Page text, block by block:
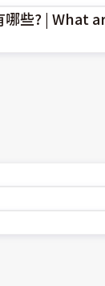
提供續保年度
哪些? |
盡相同
物的結構安
專線0800-